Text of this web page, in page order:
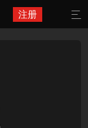
注册 